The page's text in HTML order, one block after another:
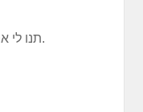
תנו לי את הכוח להמשיך להיאבק למען כולנו.